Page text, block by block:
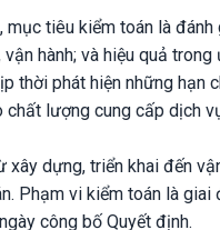
tiêu kiểm toán là đánh
hành; và hiệu quả
thời phát hiện những hạn
chất lượng cung cấp dịch
dựng, triển khai đến
Phạm vi kiểm toán là
công bố Quyết định.